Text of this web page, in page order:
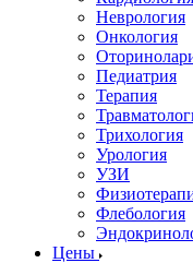
Неврология
Онкология
Педиатрия
Терапия
Трихология
Урология
УЗИ
Флебология
Цены